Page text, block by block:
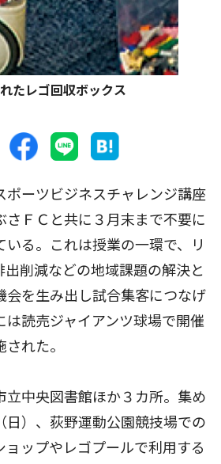
たレゴ回収ボックス
ーツビジネスチャレンジ講座
さＦＣと共に３月末まで不要に
いる。これは授業の一環で、リ
出削減などの地域課題の解決と
会を生み出し試合集客につなげ
は読売ジャイアンツ球場で開催
れた。
中央図書館ほか３カ所。集め
日）、荻野運動公園競技場での
ョップやレゴプールで利用する